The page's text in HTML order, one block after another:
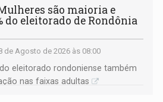
são maioria e
do eleitorado de Rondônia
de Agosto de 2026 às 08:00
eleitorado rondoniense também
nas faixas adultas